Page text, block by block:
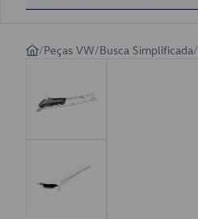
/Peças VW/Busca Simplificada/